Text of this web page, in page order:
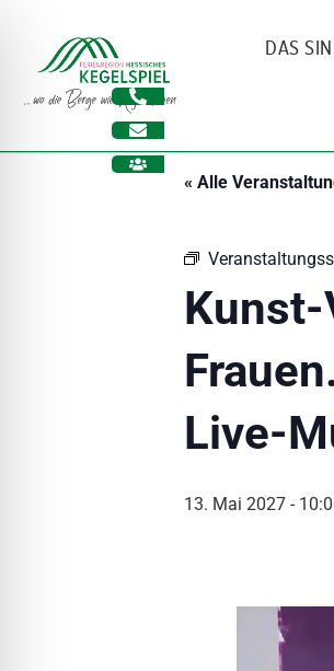
springen
DAS
« Alle
Kunst-
Live-
13. Mai 2027 -